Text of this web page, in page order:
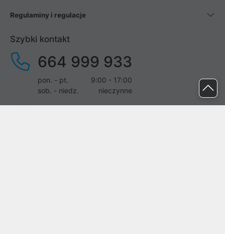
Regulaminy i regulacje
Szybki kontakt
664 999 933
pon. - pt.
9:00 - 17:00
sob. - niedz.
nieczynne